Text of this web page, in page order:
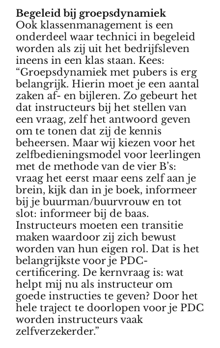
Begeleid bij groepsdynamiek
Ook klassenmanagement is een
onderdeel waar technici in begeleid
worden als zij uit het bedrijfsleven
ineens in een klas staan. Kees:
“Groepsdynamiek met pubers is erg
belangrijk. Hierin moet je een aantal
zaken af- en bijleren. Zo gebeurt het
dat instructeurs bij het stellen van
een vraag, zelf het antwoord geven
om te tonen dat zij de kennis
beheersen. Maar wij kiezen voor het
zelfbedieningsmodel voor leerlingen
met de methode van de vier B’s:
vraag het eerst maar eens zelf aan je
brein, kijk dan in je boek, informeer
bij je buurman/buurvrouw en tot
slot: informeer bij de baas.
Instructeurs moeten een transitie
maken waardoor zij zich bewust
worden van hun eigen rol. Dat is het
belangrijkste voor je PDC-
certificering. De kernvraag is: wat
helpt mij nu als instructeur om
goede instructies te geven? Door het
hele traject te doorlopen voor je PDC
worden instructeurs vaak
zelfverzekerder.”